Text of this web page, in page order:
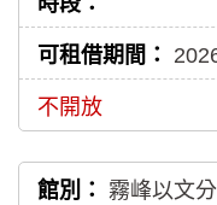
不開放
霧峰以文